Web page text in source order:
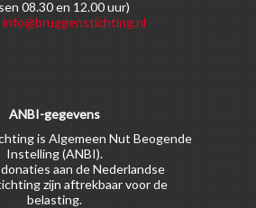
08.30 en 12.00 uur)
info@bruggenstichting.nl
ANBI-gegevens
is Algemeen Nut Beogende
Instelling (ANBI).
aan de Nederlandse
zijn aftrekbaar voor de
belasting.